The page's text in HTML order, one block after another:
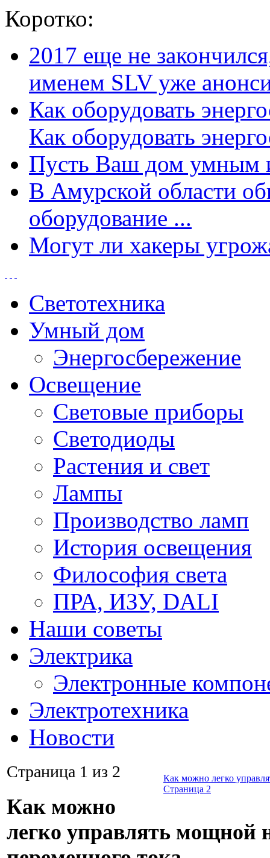
Коротко:
2017 еще не
именем SLV уже
Как оборудовать
Как оборудовать
Пусть Ваш дом умным
В Амурской области
оборудование ...
Могут ли хакеры
Светотехника
Умный дом
Энергосбережение
Освещение
Световые приборы
Светодиоды
Растения и свет
Лампы
Производство ламп
История освещения
Философия света
ПРА, ИЗУ, DALI
Наши советы
Электрика
Электронные
Электротехника
Новости
Как можно легко
Страница 2
Страница 1 из 2
Как можно
легко управлять мощной